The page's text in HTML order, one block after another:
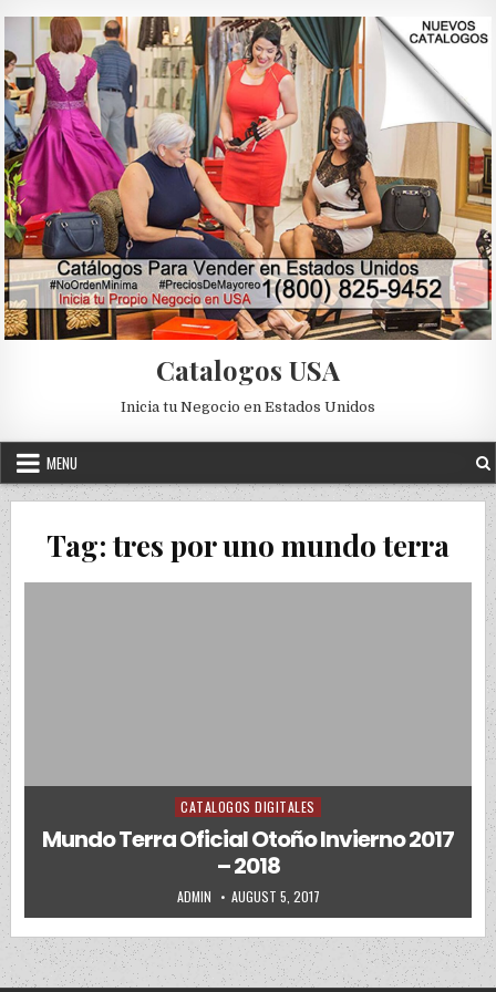
Catalogos USA
Inicia tu Negocio en Estados Unidos
MENU
Tag:tres por uno mundo terra
Posted in
CATALOGOS DIGITALES
Mundo Terra Oficial Otoño Invierno 2017
– 2018
AUTHOR:
ADMIN PUBLISHED DATE:
AUGUST 5, 2017